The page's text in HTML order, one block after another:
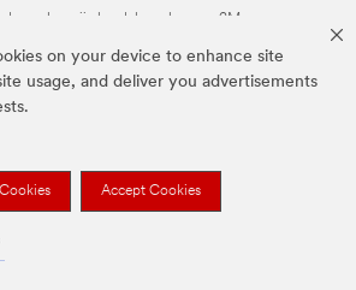
on your device to enhance site
usage, and deliver you advertisements
Accept Cookies
merken zijn handelsmerken van 3M.we